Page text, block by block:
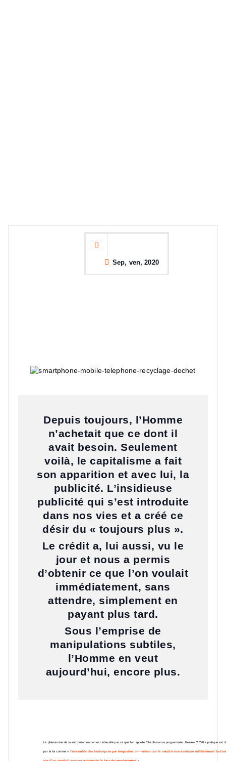
Sep, ven, 2020
Depuis toujours, l’Homme
n’achetait que ce dont il
avait besoin. Seulement
voilà, le capitalisme a fait
son apparition et avec lui, la
publicité. L’insidieuse
publicité qui s’est introduite
dans nos vies et a créé ce
désir du « toujours plus ».
Le crédit a, lui aussi, vu le
jour et nous a permis
d’obtenir ce que l’on voulait
immédiatement, sans
attendre, simplement en
payant plus tard.
Sous l’emprise de
manipulations subtiles,
l’Homme en veut
aujourd’hui, encore plus.
Le phénomène de la surconsommation est intensifié par ce que l’on appelle l’obsolescence programmée. Kesako ? Cette pratique est
par la loi comme « l’ensemble des techniques par lesquelles un metteur sur le marché vise à réduire délibérément la
vie d’un produit pour en augmenter le taux de remplacement ».